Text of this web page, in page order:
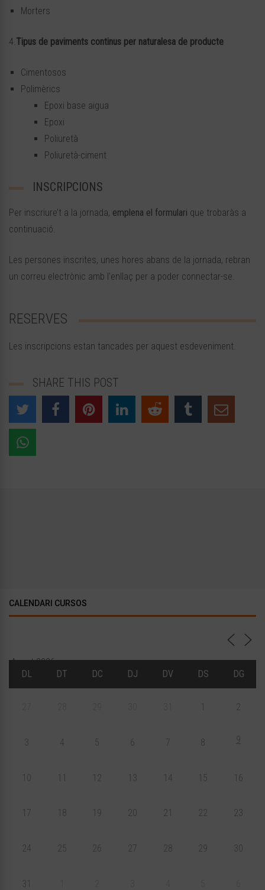
Morters
4.Tipus de paviments continus per naturalesa de producte
Cimentosos
Polimèrics
Epoxi base aigua
Epoxi
Poliuretà
Poliuretà-ciment
INSCRIPCIONS
Per inscriure’t a la jornada, emplena el formulari que trobaràs a
continuació.
Les persones inscrites, unes hores abans de la jornada, rebran
un correu electrònic amb l’enllaç per a poder connectar-se.
RESERVES
Les inscripcions estan tancades per aquest esdeveniment.
SHARE THIS POST
CALENDARI CURSOS
Agost 2026
DL
DT DC DJ DV DS DG
1 2
3 4 5 6 7 8 9
10 11 12 13 14 15 16
17 18 19 20 21 22 23
24 25 26 27 28 29 30
31